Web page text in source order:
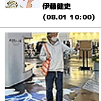
伊藤健史
(08.01 10:00)